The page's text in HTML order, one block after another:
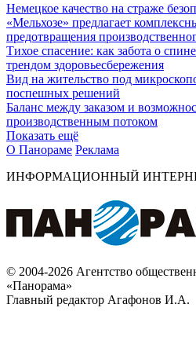
Немецкое качество на страже
«Мельхозе» предлагает
предотвращения
Тихое спасение: как забота о
трендом здоровьесбережения
Вид на жительство под
поспешных решений
Баланс между заказом и
производственным потоком
Показать ещё
О Панораме Реклама
ИНФОРМАЦИОННЫЙ
© 2004-2026 Агентство
«Панорама»
Главный редактор Агафонов И.А.